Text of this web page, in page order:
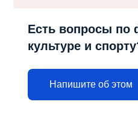
Есть вопросы по
культуре и
Напишите об этом